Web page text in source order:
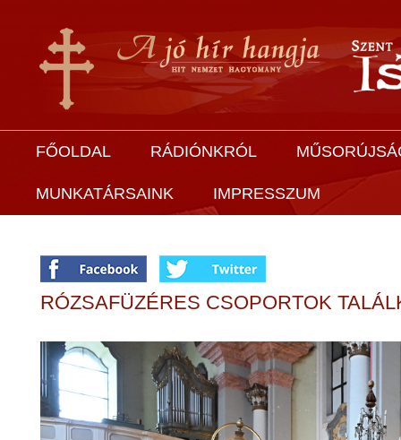
FŐOLDAL RÁDIÓNKRÓL
MUNKATÁRSAINK IMPRESSZUM
RÓZSAFÜZÉRES CSOPORTOK